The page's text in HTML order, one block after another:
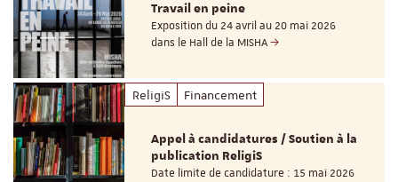
Travail en peine
Exposition du 24 avril au 20 mai 2026
dans le Hall de la MISHA
ReligiS Financement
Appel à candidatures / Soutien à la
publication ReligiS
Date limite de candidature : 15 mai 2026